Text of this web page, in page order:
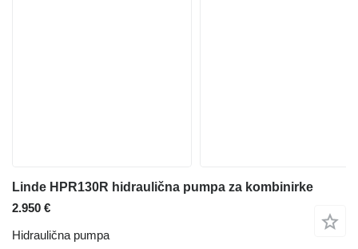
Linde HPR130R hidraulična pumpa za kombinirke
2.950 €
Hidraulična pumpa